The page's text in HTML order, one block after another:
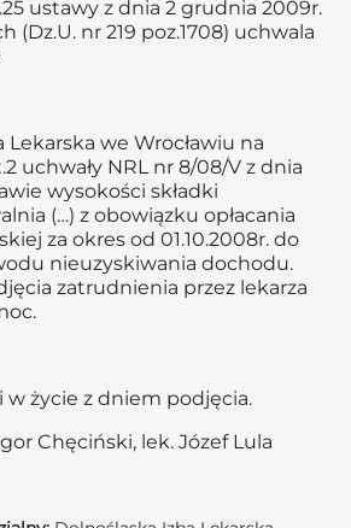
ustawy z dnia 2 grudnia 2009r.
(Dz.U. nr 219 poz.1708) uchwala
Lekarska we Wrocławiu na
uchwały NRL nr 8/08/V z dnia
wysokości składki
(…) z obowiązku opłacania
za okres od 01.10.2008r. do
nieuzyskiwania dochodu.
zatrudnienia przez lekarza
w życie z dniem podjęcia.
Chęciński, lek. Józef Lula